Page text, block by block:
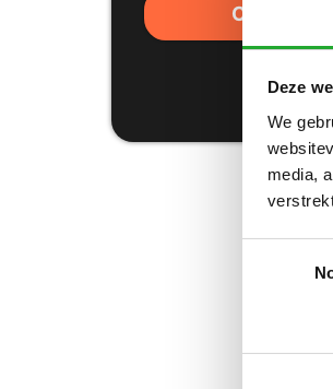
Deze
We
media,
Contact